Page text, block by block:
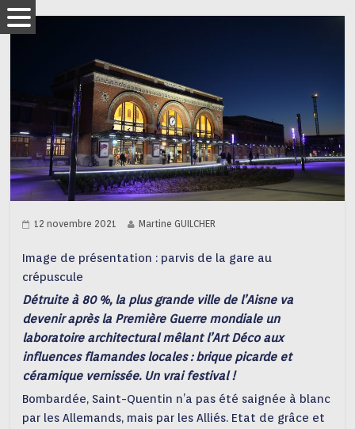
12 novembre 2021 Martine GUILCHER
Image de présentation : parvis de la gare au
crépuscule
Détruite à 80 %, la plus grande ville de l’Aisne va
devenir après la Première Guerre mondiale un
laboratoire architectural mêlant l’Art Déco aux
influences flamandes locales : brique picarde et
céramique vernissée. Un vrai festival !
Bombardée, Saint-Quentin n’a pas été saignée à blanc
par les Allemands, mais par les Alliés. Etat de grâce et